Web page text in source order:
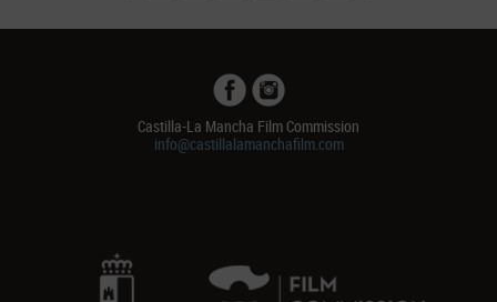
Castilla-La Mancha Film Commission
info@castillalamanchafilm.com